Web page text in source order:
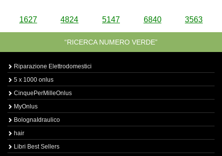
1627 4824 5147 6840 3563
“RICERCA NUMERO VERDE”
Riparazione Elettrodomestici
5 x 1000 onlus
CinquePerMilleOnlus
MyOnlus
BolognaIdraulico
hair
Libri Best Sellers